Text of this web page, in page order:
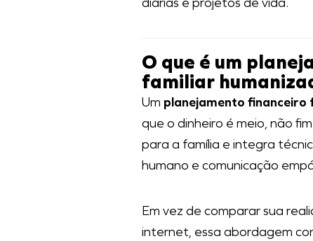
O que é um
familiar
Um planejamento financeiro
que o dinheiro é meio, não
para a família e integra
humano e comunicação
Em vez de comparar sua
internet, essa abordagem